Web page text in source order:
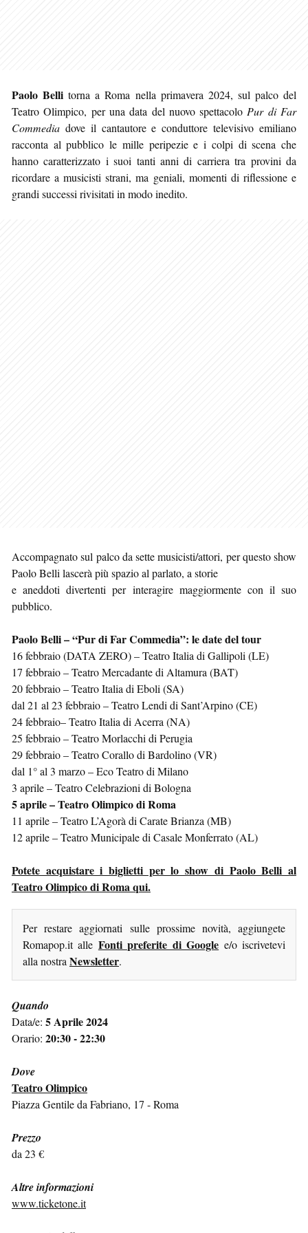
Paolo Belli torna a Roma nella primavera 2024, sul palco del
Teatro Olimpico, per una data del nuovo spettacolo Pur di Far
Commedia dove il cantautore e conduttore televisivo emiliano
racconta al pubblico le mille peripezie e i colpi di scena che
hanno caratterizzato i suoi tanti anni di carriera tra provini da
ricordare a musicisti strani, ma geniali, momenti di riflessione e
grandi successi rivisitati in modo inedito.
Accompagnato sul palco da sette musicisti/attori, per questo show
Paolo Belli lascerà più spazio al parlato, a storie
e aneddoti divertenti per interagire maggiormente con il suo
pubblico.
Paolo Belli – “Pur di Far Commedia”: le date del tour
16 febbraio (DATA ZERO) – Teatro Italia di Gallipoli (LE)
17 febbraio – Teatro Mercadante di Altamura (BAT)
20 febbraio – Teatro Italia di Eboli (SA)
dal 21 al 23 febbraio – Teatro Lendi di Sant’Arpino (CE)
24 febbraio– Teatro Italia di Acerra (NA)
25 febbraio – Teatro Morlacchi di Perugia
29 febbraio – Teatro Corallo di Bardolino (VR)
dal 1° al 3 marzo – Eco Teatro di Milano
3 aprile – Teatro Celebrazioni di Bologna
5 aprile – Teatro Olimpico di Roma
11 aprile – Teatro L’Agorà di Carate Brianza (MB)
12 aprile – Teatro Municipale di Casale Monferrato (AL)
Potete acquistare i biglietti per lo show di Paolo Belli al
Teatro Olimpico di Roma qui.
Per restare aggiornati sulle prossime novità, aggiungete
Romapop.it alle Fonti preferite di Google e/o iscrivetevi
alla nostra Newsletter.
Quando
Data/e: 5 Aprile 2024
Orario: 20:30 - 22:30
Dove
Teatro Olimpico
Piazza Gentile da Fabriano, 17 - Roma
Prezzo
da 23 €
Altre informazioni
www.ticketone.it